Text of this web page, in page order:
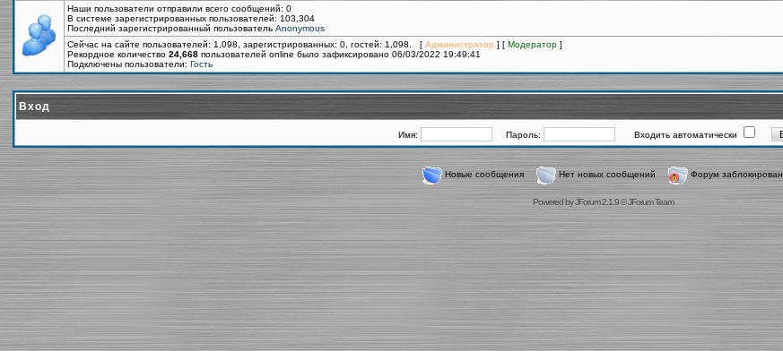
Наши пользователи отправили всего сообщений: 0
В системе зарегистрированных пользователей: 103,304
Последний зарегистрированный пользователь Anonymous
Сейчас на сайте пользователей: 1,098, зарегистрированных: 0, гостей: 1,098. [ Администратор ] [ Модератор ]
Рекордное количество 24,668 пользователей online было зафиксировано 06/03/2022 19:49:41
Подключены пользователи: Гость
Вход
Имя: Пароль: Входить автоматически
Новые сообщения Нет новых сообщений Форум заблокирован
Powered byJForum 2.1.9©JForum Team